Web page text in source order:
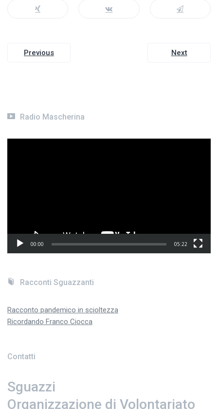
Navigazione
Previous Next
Radio Mascherina
00:00 05:22
Racconti Sguazzanti
Racconto pandemico in scioltezza
Ricordando Franco Ciocca
Contatti
Sguazzi
Organizzazione di Volontariato